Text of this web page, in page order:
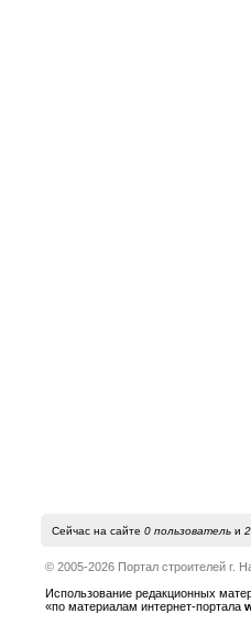
Сейчас на сайте 0 пользовательи
© 2005-2026 Портал строителей
Использование редакционных
«по материалам интернет-портала